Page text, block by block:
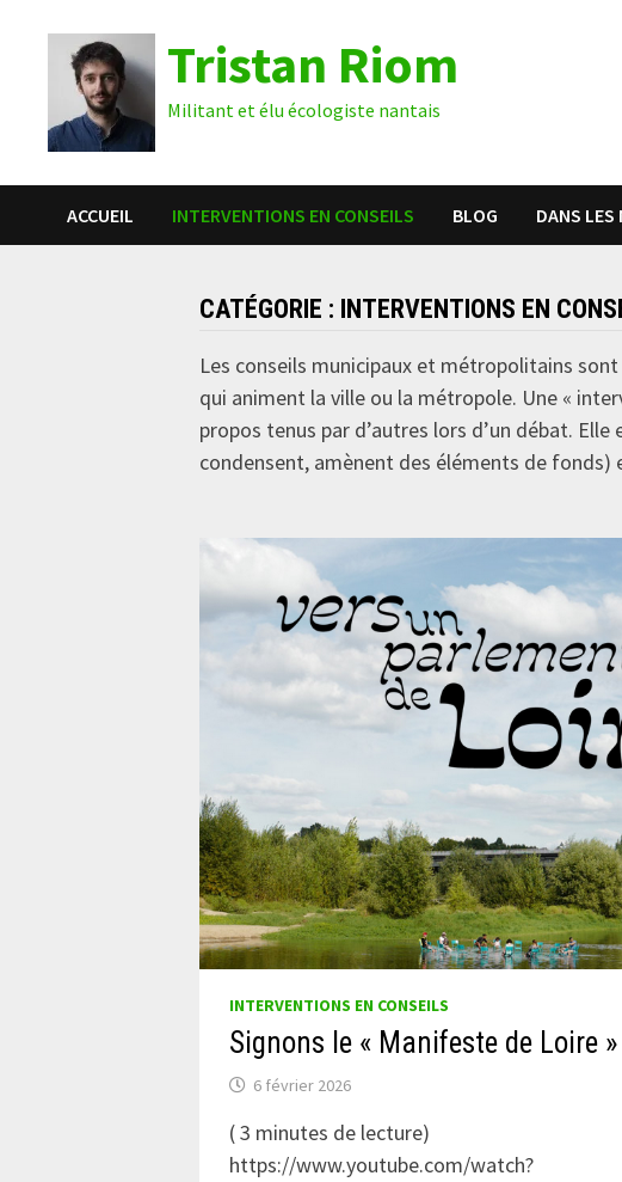
Tristan Riom
Militant et élu écologiste nantais
ACCUEIL INTERVENTIONS EN CONSEILS BLOG DANS LES
CATÉGORIE : INTERVENTIONS EN
Les conseils municipaux et métropolitains
qui animent la ville ou la métropole. Une «
propos tenus par d’autres lors d’un débat.
condensent, amènent des éléments de fonds)
INTERVENTIONS EN CONSEILS
Signons le « Manifeste de Loire
6 février 2026
(3 minutes de lecture)
https://www.youtube.com/watch?